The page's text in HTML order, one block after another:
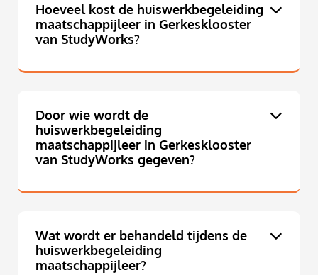
Hoeveel kost de huiswerkbegeleiding
maatschappijleer in Gerkesklooster
van StudyWorks?
Door wie wordt de
huiswerkbegeleiding
maatschappijleer in Gerkesklooster
van StudyWorks gegeven?
Wat wordt er behandeld tijdens de
huiswerkbegeleiding
maatschappijleer?